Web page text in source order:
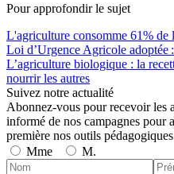
Pour approfondir le sujet
L'agriculture consomme 61% de
Loi d’Urgence Agricole adoptée
L’agriculture biologique : la
nourrir les autres
Suivez notre actualité
Abonnez-vous pour recevoir les
informé de nos campagnes pour
première nos outils
Mme
M.